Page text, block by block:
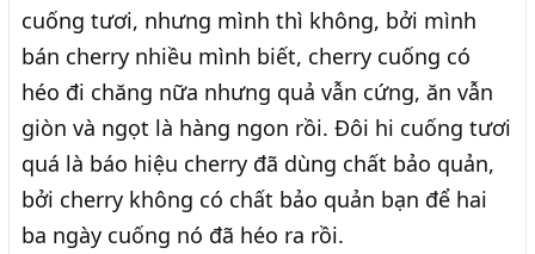
cuống tươi, nhưng mình thì không, bởi mình
bán cherry nhiều mình biết, cherry cuống có
héo đi chăng nữa nhưng quả vẫn cứng, ăn vẫn
giòn và ngọt là hàng ngon rồi. Đôi hi cuống tươi
quá là báo hiệu cherry đã dùng chất bảo quản,
bởi cherry không có chất bảo quản bạn để hai
ba ngày cuống nó đã héo ra rồi.